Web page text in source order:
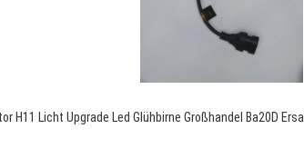
H11 Licht Upgrade Led Glühbirne Großhandel Ba20D